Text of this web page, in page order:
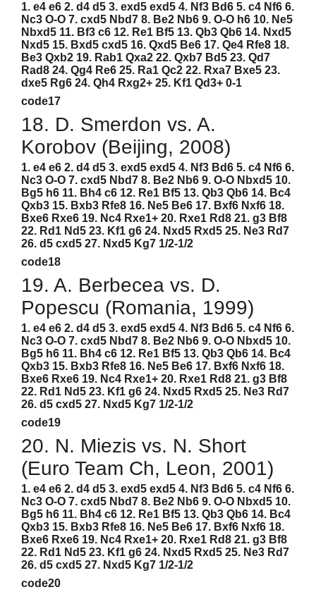
1. e4 e6 2. d4 d5 3. exd5 exd5 4. Nf3 Bd6 5. c4 Nf6 6.
Nc3 O-O 7. cxd5 Nbd7 8. Be2 Nb6 9. O-O h6 10. Ne5
Nbxd5 11. Bf3 c6 12. Re1 Bf5 13. Qb3 Qb6 14. Nxd5
Nxd5 15. Bxd5 cxd5 16. Qxd5 Be6 17. Qe4 Rfe8 18.
Be3 Qxb2 19. Rab1 Qxa2 22. Qxb7 Bd5 23. Qd7
Rad8 24. Qg4 Re6 25. Ra1 Qc2 22. Rxa7 Bxe5 23.
dxe5 Rg6 24. Qh4 Rxg2+ 25. Kf1 Qd3+ 0-1
code17
18. D. Smerdon vs. A.
Korobov (Beijing, 2008)
1. e4 e6 2. d4 d5 3. exd5 exd5 4. Nf3 Bd6 5. c4 Nf6 6.
Nc3 O-O 7. cxd5 Nbd7 8. Be2 Nb6 9. O-O Nbxd5 10.
Bg5 h6 11. Bh4 c6 12. Re1 Bf5 13. Qb3 Qb6 14. Bc4
Qxb3 15. Bxb3 Rfe8 16. Ne5 Be6 17. Bxf6 Nxf6 18.
Bxe6 Rxe6 19. Nc4 Rxe1+ 20. Rxe1 Rd8 21. g3 Bf8
22. Rd1 Nd5 23. Kf1 g6 24. Nxd5 Rxd5 25. Ne3 Rd7
26. d5 cxd5 27. Nxd5 Kg7 1/2-1/2
code18
19. A. Berbecea vs. D.
Popescu (Romania, 1999)
1. e4 e6 2. d4 d5 3. exd5 exd5 4. Nf3 Bd6 5. c4 Nf6 6.
Nc3 O-O 7. cxd5 Nbd7 8. Be2 Nb6 9. O-O Nbxd5 10.
Bg5 h6 11. Bh4 c6 12. Re1 Bf5 13. Qb3 Qb6 14. Bc4
Qxb3 15. Bxb3 Rfe8 16. Ne5 Be6 17. Bxf6 Nxf6 18.
Bxe6 Rxe6 19. Nc4 Rxe1+ 20. Rxe1 Rd8 21. g3 Bf8
22. Rd1 Nd5 23. Kf1 g6 24. Nxd5 Rxd5 25. Ne3 Rd7
26. d5 cxd5 27. Nxd5 Kg7 1/2-1/2
code19
20. N. Miezis vs. N. Short
(Euro Team Ch, Leon, 2001)
1. e4 e6 2. d4 d5 3. exd5 exd5 4. Nf3 Bd6 5. c4 Nf6 6.
Nc3 O-O 7. cxd5 Nbd7 8. Be2 Nb6 9. O-O Nbxd5 10.
Bg5 h6 11. Bh4 c6 12. Re1 Bf5 13. Qb3 Qb6 14. Bc4
Qxb3 15. Bxb3 Rfe8 16. Ne5 Be6 17. Bxf6 Nxf6 18.
Bxe6 Rxe6 19. Nc4 Rxe1+ 20. Rxe1 Rd8 21. g3 Bf8
22. Rd1 Nd5 23. Kf1 g6 24. Nxd5 Rxd5 25. Ne3 Rd7
26. d5 cxd5 27. Nxd5 Kg7 1/2-1/2
code20